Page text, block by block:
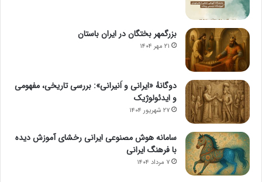
بزرگمهر بختگان در ایران باستان
۲۱ مهر ۱۴۰۴
دوگانهٔ «ایرانی و اَنیرانی»: بررسی تاریخی، مفهومی
و ایدئولوژیک
۲۷ شهریور ۱۴۰۴
سامانه هوش مصنوعی ایرانی رخشای آموزش دیده
با فرهنگ ایرانی
۷ مرداد ۱۴۰۴